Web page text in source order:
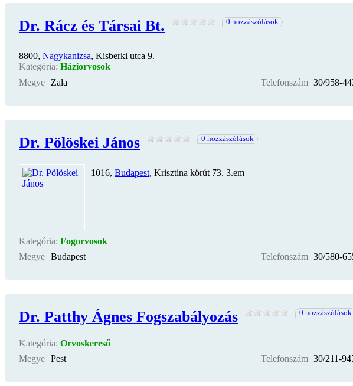
Dr. Rácz és Társai Bt. 0 hozzászólások
8800, Nagykanizsa, Kisberki utca 9.
Kategória: Háziorvosok
Megye
Zala Telefonszám 30/958-
Dr. Pölöskei János 0 hozzászólások
1016, Budapest, Krisztina körút 73. 3.em
Kategória: Fogorvosok
Megye Budapest Telefonszám 30/580-
Dr. Patthy Ágnes Fogszabályozás 0 hozzászólások
Kategória: Orvoskereső
Megye Pest Telefonszám 30/211-